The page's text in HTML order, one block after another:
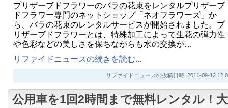
プリザーブドフラワーのバラの花束をレンタルプリザーブ
ドフラワー専門のネットショップ「ネオフラワーズ」か
ら、バラの花束のレンタルサービスが開始されました。プ
リザーブドフラワーとは、特殊加工によって生花の弾力性
や色彩などの美しさを保ちながらも水の交換が…
リファイドニュースの続きを読む...
リファイドニュースの投稿日時: 2011-09-12
公用車を1回2時間まで無料レンタル！大